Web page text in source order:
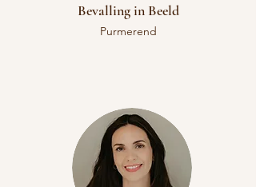
Bevalling in Beeld​
Purmerend